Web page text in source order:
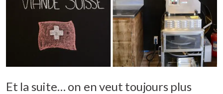
Et la suite… on en veut toujours plus